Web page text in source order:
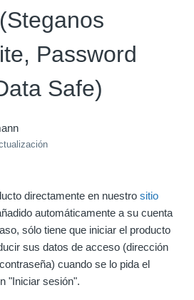
Password
Safe)
directamente en nuestrositio
automáticamente a su cuenta
sólo tiene que iniciar el producto
sus datos de acceso (dirección
cuando se lo pida el
"Iniciar sesión".